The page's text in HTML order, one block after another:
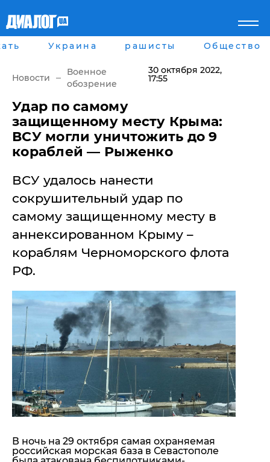
Главная
рассея
Беларусь
Военное обозрение
Наука и Техника
Экономика
Мнение
Пресса
Здоровье
Украина
Культура
Города
Луганск
Львов
Одесса
Война на Донбассе и в
"ЛНР"
Оккупация Крыма
Новости Крыма
Донбасс
Армия Украины
Лайф стайл
Стиль Диалога
Шоу-биз
Культура
Общество
Пресс-релизы
Пресс-релизы
Авторское
Блоги
ИноСМИ
Украина рашисты Общество
Новости
Военное
обозрение
30 октября 2022,
17:55
Удар по самому
защищенному месту Крыма:
ВСУ могли уничтожить до 9
кораблей — Рыженко
ВСУ удалось нанести
сокрушительный удар по
самому защищенному месту в
аннексированном Крыму –
кораблям Черноморского флота
РФ.
В ночь на 29 октября самая охраняемая
российская морская база в Севастополе